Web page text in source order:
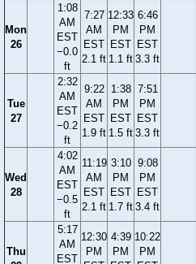
Mon
26
1:08
AM
EST
−0.0
ft
7:27
AM
EST
2.1 ft
12:33
PM
EST
1.1 ft
6:46
PM
EST
3.3 ft
Tue
27
2:32
AM
EST
−0.2
ft
9:22
AM
EST
1.9 ft
1:38
PM
EST
1.5 ft
7:51
PM
EST
3.3 ft
Wed
28
4:02
AM
EST
−0.5
ft
11:19
AM
EST
2.1 ft
3:10
PM
EST
1.7 ft
9:08
PM
EST
3.4 ft
Thu
5:17
AM
EST
12:30
PM
4:39
PM
10:22
PM